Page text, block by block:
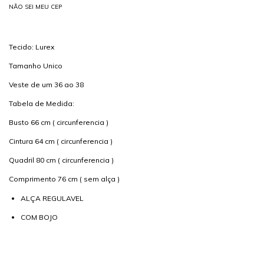
NÃO SEI MEU CEP
Tecido: Lurex
Tamanho Unico
Veste de um 36 ao 38
Tabela de Medida:
Busto 66 cm ( circunferencia )
Cintura 64 cm ( circunferencia )
Quadril 80 cm ( circunferencia )
Comprimento 76 cm ( sem alça )
ALÇA REGULAVEL
COM BOJO